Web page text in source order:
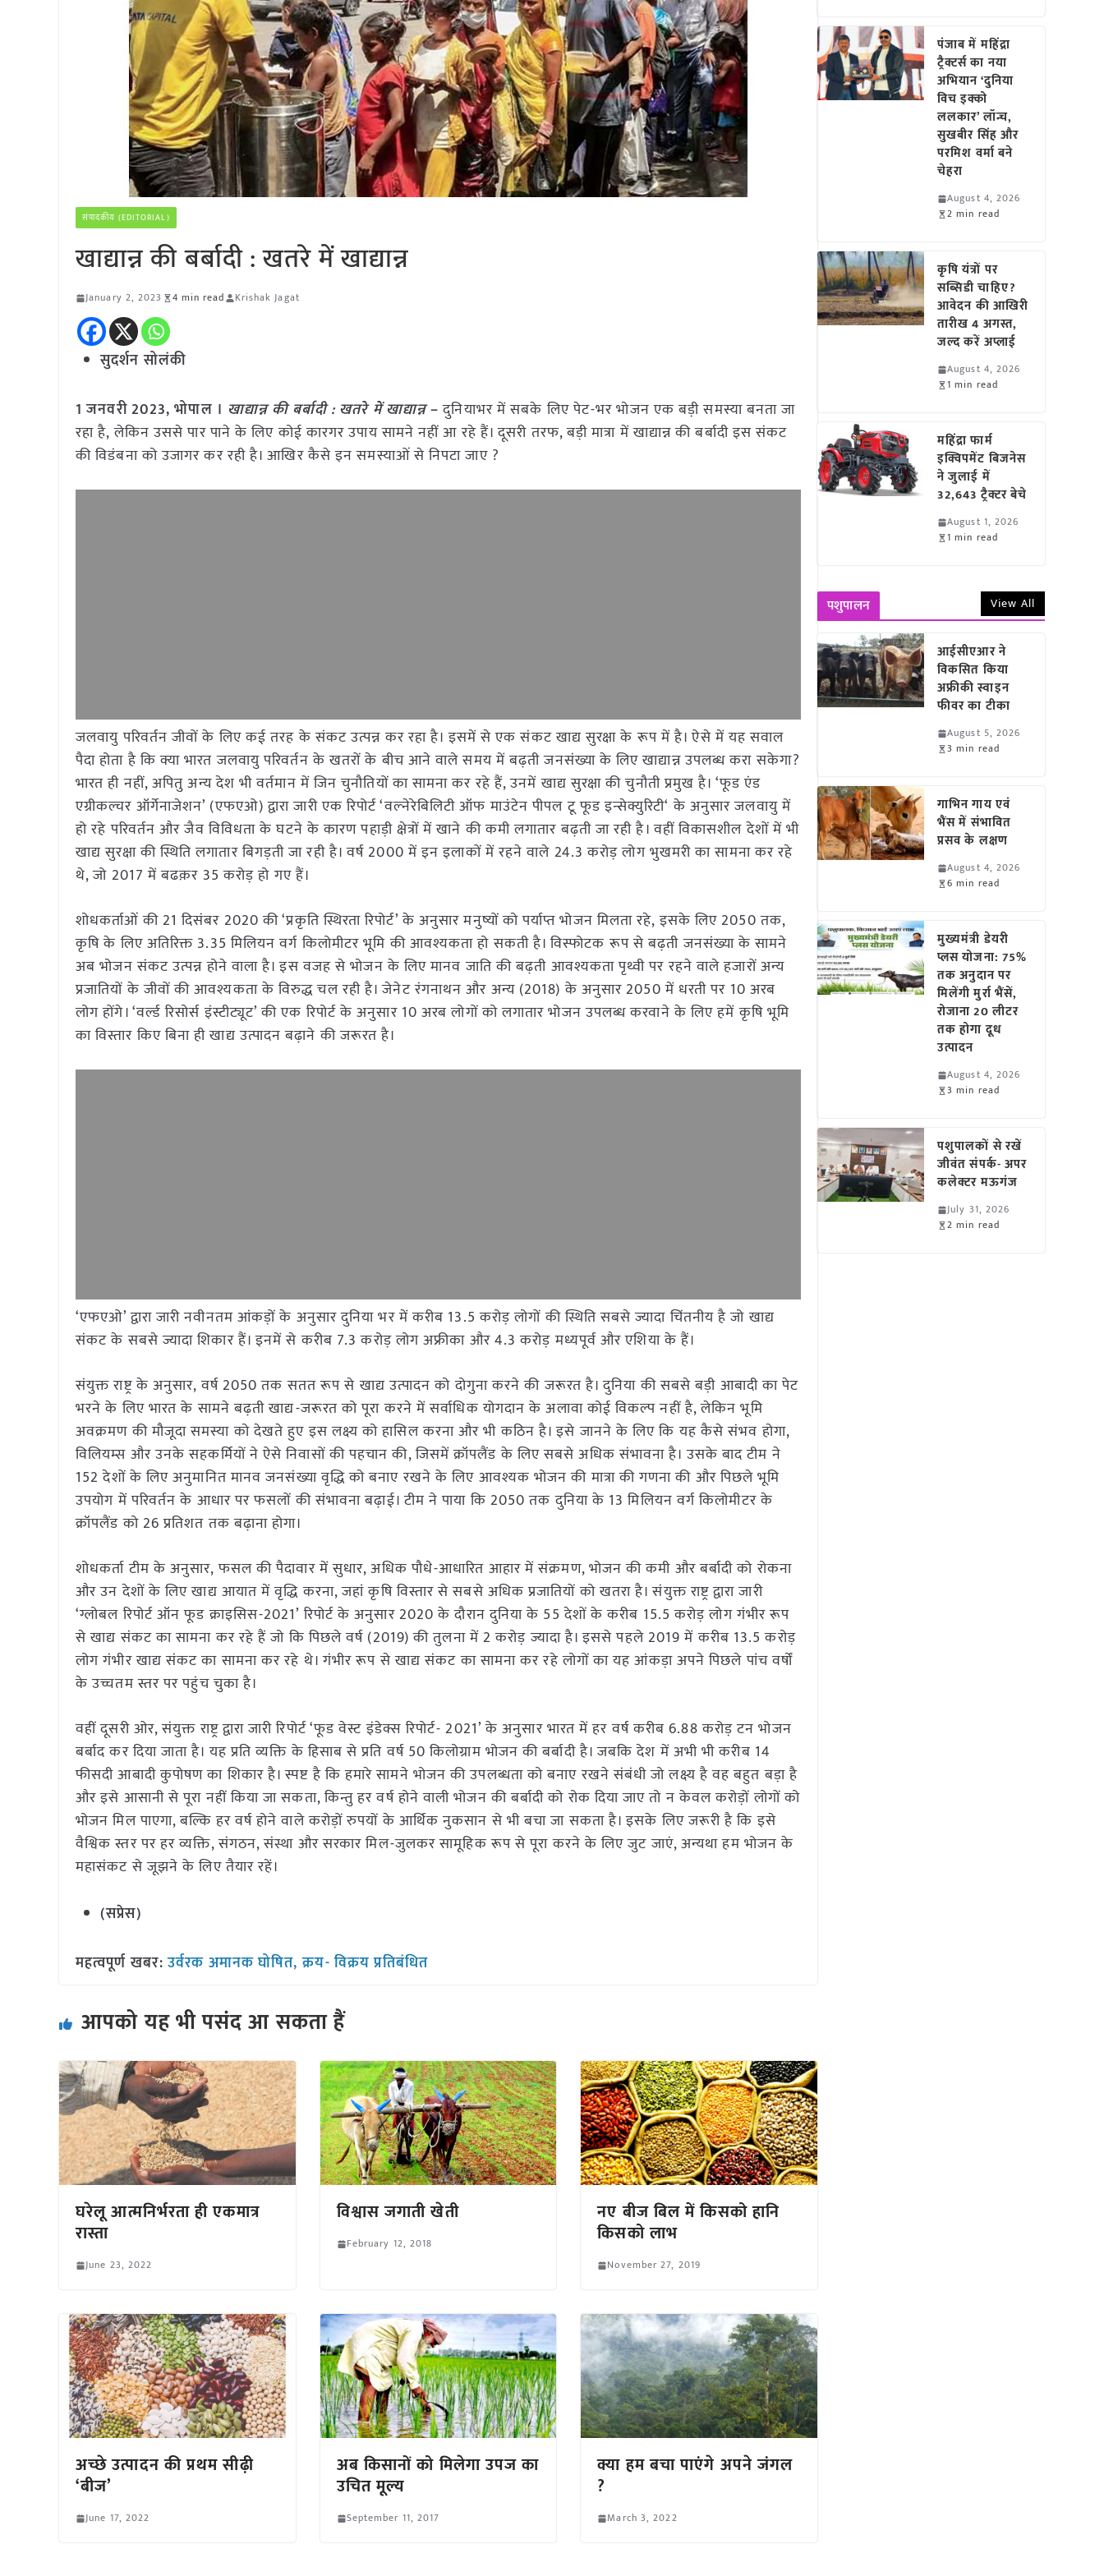
संपादकीय (EDITORIAL)
खाद्यान्न की बर्बादी : खतरे में खाद्यान्न
January 2, 2023 4 min read Krishak Jagat
सुदर्शन सोलंकी
1 जनवरी 2023, भोपाल । खाद्यान्न की बर्बादी : खतरे में खाद्यान्न–दुनियाभर में सबके लिए पेट-भर भोजन एक बड़ी समस्या बनता जा
रहा है, लेकिन उससे पार पाने के लिए कोई कारगर उपाय सामने नहीं आ रहे हैं। दूसरी तरफ, बड़ी मात्रा में खाद्यान्न की बर्बादी इस संकट
की विडंबना को उजागर कर रही है। आखिर कैसे इन समस्याओं से निपटा जाए ?
जलवायु परिवर्तन जीवों के लिए कई तरह के संकट उत्पन्न कर रहा है। इसमें से एक संकट खाद्य सुरक्षा के रूप में है। ऐसे में यह सवाल
पैदा होता है कि क्या भारत जलवायु परिवर्तन के खतरों के बीच आने वाले समय में बढ़ती जनसंख्या के लिए खाद्यान्न उपलब्ध करा सकेगा?
भारत ही नहीं, अपितु अन्य देश भी वर्तमान में जिन चुनौतियों का सामना कर रहे हैं, उनमें खाद्य सुरक्षा की चुनौती प्रमुख है। ‘फूड एंड
एग्रीकल्चर ऑर्गेनाजेशन’ (एफएओ) द्वारा जारी एक रिपोर्ट ‘वल्नेरेबिलिटी ऑफ माउंटेन पीपल टू फूड इन्सेक्युरिटी‘ के अनुसार जलवायु में
हो रहे परिवर्तन और जैव विविधता के घटने के कारण पहाड़ी क्षेत्रों में खाने की कमी लगातार बढ़ती जा रही है। वहीं विकासशील देशों में भी
खाद्य सुरक्षा की स्थिति लगातार बिगड़ती जा रही है। वर्ष 2000 में इन इलाकों में रहने वाले 24.3 करोड़ लोग भुखमरी का सामना कर रहे
थे, जो 2017 में बढक़र 35 करोड़ हो गए हैं।
शोधकर्ताओं की 21 दिसंबर 2020 की ‘प्रकृति स्थिरता रिपोर्ट’ के अनुसार मनुष्यों को पर्याप्त भोजन मिलता रहे, इसके लिए 2050 तक,
कृषि के लिए अतिरिक्त 3.35 मिलियन वर्ग किलोमीटर भूमि की आवश्यकता हो सकती है। विस्फोटक रूप से बढ़ती जनसंख्या के सामने
अब भोजन संकट उत्पन्न होने वाला है। इस वजह से भोजन के लिए मानव जाति की बढ़ती आवश्यकता पृथ्वी पर रहने वाले हजारों अन्य
प्रजातियों के जीवों की आवश्यकता के विरुद्ध चल रही है। जेनेट रंगनाथन और अन्य (2018) के अनुसार 2050 में धरती पर 10 अरब
लोग होंगे। ‘वर्ल्ड रिसोर्स इंस्टीट्यूट’ की एक रिपोर्ट के अनुसार 10 अरब लोगों को लगातार भोजन उपलब्ध करवाने के लिए हमें कृषि भूमि
का विस्तार किए बिना ही खाद्य उत्पादन बढ़ाने की जरूरत है।
‘एफएओ’ द्वारा जारी नवीनतम आंकड़ों के अनुसार दुनिया भर में करीब 13.5 करोड़ लोगों की स्थिति सबसे ज्यादा चिंतनीय है जो खाद्य
संकट के सबसे ज्यादा शिकार हैं। इनमें से करीब 7.3 करोड़ लोग अफ्रीका और 4.3 करोड़ मध्यपूर्व और एशिया के हैं।
संयुक्त राष्ट्र के अनुसार, वर्ष 2050 तक सतत रूप से खाद्य उत्पादन को दोगुना करने की जरूरत है। दुनिया की सबसे बड़ी आबादी का पेट
भरने के लिए भारत के सामने बढ़ती खाद्य-जरूरत को पूरा करने में सर्वाधिक योगदान के अलावा कोई विकल्प नहीं है, लेकिन भूमि
अवक्रमण की मौजूदा समस्या को देखते हुए इस लक्ष्य को हासिल करना और भी कठिन है। इसे जानने के लिए कि यह कैसे संभव होगा,
विलियम्स और उनके सहकर्मियों ने ऐसे निवासों की पहचान की, जिसमें क्रॉपलैंड के लिए सबसे अधिक संभावना है। उसके बाद टीम ने
152 देशों के लिए अनुमानित मानव जनसंख्या वृद्धि को बनाए रखने के लिए आवश्यक भोजन की मात्रा की गणना की और पिछले भूमि
उपयोग में परिवर्तन के आधार पर फसलों की संभावना बढ़ाई। टीम ने पाया कि 2050 तक दुनिया के 13 मिलियन वर्ग किलोमीटर के
क्रॉपलैंड को 26 प्रतिशत तक बढ़ाना होगा।
शोधकर्ता टीम के अनुसार, फसल की पैदावार में सुधार, अधिक पौधे-आधारित आहार में संक्रमण, भोजन की कमी और बर्बादी को रोकना
और उन देशों के लिए खाद्य आयात में वृद्धि करना, जहां कृषि विस्तार से सबसे अधिक प्रजातियों को खतरा है। संयुक्त राष्ट्र द्वारा जारी
‘ग्लोबल रिपोर्ट ऑन फूड क्राइसिस-2021’ रिपोर्ट के अनुसार 2020 के दौरान दुनिया के 55 देशों के करीब 15.5 करोड़ लोग गंभीर रूप
से खाद्य संकट का सामना कर रहे हैं जो कि पिछले वर्ष (2019) की तुलना में 2 करोड़ ज्यादा है। इससे पहले 2019 में करीब 13.5 करोड़
लोग गंभीर खाद्य संकट का सामना कर रहे थे। गंभीर रूप से खाद्य संकट का सामना कर रहे लोगों का यह आंकड़ा अपने पिछले पांच वर्षों
के उच्चतम स्तर पर पहुंच चुका है।
वहीं दूसरी ओर, संयुक्त राष्ट्र द्वारा जारी रिपोर्ट ‘फूड वेस्ट इंडेक्स रिपोर्ट- 2021’ के अनुसार भारत में हर वर्ष करीब 6.88 करोड़ टन भोजन
बर्बाद कर दिया जाता है। यह प्रति व्यक्ति के हिसाब से प्रति वर्ष 50 किलोग्राम भोजन की बर्बादी है। जबकि देश में अभी भी करीब 14
फीसदी आबादी कुपोषण का शिकार है। स्पष्ट है कि हमारे सामने भोजन की उपलब्धता को बनाए रखने संबंधी जो लक्ष्य है वह बहुत बड़ा है
और इसे आसानी से पूरा नहीं किया जा सकता, किन्तु हर वर्ष होने वाली भोजन की बर्बादी को रोक दिया जाए तो न केवल करोड़ों लोगों को
भोजन मिल पाएगा, बल्कि हर वर्ष होने वाले करोड़ों रुपयों के आर्थिक नुकसान से भी बचा जा सकता है। इसके लिए जरूरी है कि इसे
वैश्विक स्तर पर हर व्यक्ति, संगठन, संस्था और सरकार मिल-जुलकर सामूहिक रूप से पूरा करने के लिए जुट जाएं, अन्यथा हम भोजन के
महासंकट से जूझने के लिए तैयार रहें।
(सप्रेस)
महत्वपूर्ण खबर:उर्वरक अमानक घोषित, क्रय- विक्रय प्रतिबंधित
आपको यह भी पसंद आ सकता हैं
घरेलू आत्मनिर्भरता ही एकमात्र
रास्ता
June 23, 2022
विश्वास जगाती खेती
February 12, 2018
नए बीज बिल में किसको हानि
किसको लाभ
November 27, 2019
अच्छे उत्पादन की प्रथम सीढ़ी
‘बीज’
June 17, 2022
अब किसानों को मिलेगा उपज का
उचित मूल्य
September 11, 2017
क्या हम बचा पाएंगे अपने जंगल
?
March 3, 2022
पंजाब में महिंद्रा
ट्रैक्टर्स का नया
अभियान ‘दुनिया
विच इक्को
ललकार’ लॉन्च,
सुखबीर सिंह और
परमिश वर्मा बने
चेहरा
August 4, 2026
2 min read
कृषि यंत्रों पर
सब्सिडी चाहिए?
आवेदन की आखिरी
तारीख 4 अगस्त,
जल्द करें अप्लाई
August 4, 2026
1 min read
महिंद्रा फार्म
इक्विपमेंट बिजनेस
ने जुलाई में
32,643 ट्रैक्टर बेचे
August 1, 2026
1 min read
पशुपालन View All
आईसीएआर ने
विकसित किया
अफ्रीकी स्वाइन
फीवर का टीका
August 5, 2026
3 min read
गाभिन गाय एवं
भैंस में संभावित
प्रसव के लक्षण
August 4, 2026
6 min read
मुख्यमंत्री डेयरी
प्लस योजना: 75%
तक अनुदान पर
मिलेंगी मुर्रा भैंसें,
रोजाना 20 लीटर
तक होगा दूध
उत्पादन
August 4, 2026
3 min read
पशुपालकों से रखें
जीवंत संपर्क- अपर
कलेक्टर मऊगंज
July 31, 2026
2 min read